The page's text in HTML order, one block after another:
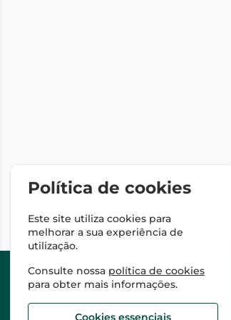
A FARMÁCIA
Política de cookies
Este site utiliza cookies para
melhorar a sua experiência de
utilização.
Consulte nossa política de cookies
para obter mais informações.
Cookies essenciais